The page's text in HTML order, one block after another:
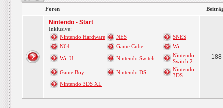
Foren
Nintendo - Start
Inklusive:
Nintendo Hardware
NES
SNES
N64
Game Cube
Wii
Wii U
Nintendo Switch
Nintendo
Switch 2
Game Boy
Nintendo DS
Nintendo
3DS
Nintendo 3DS XL
188